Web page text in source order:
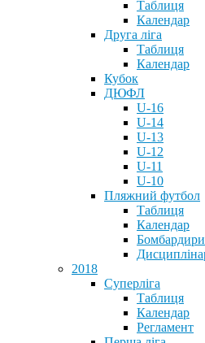
Таблиця
Календар
Друга ліга
Таблиця
Календар
Кубок
ДЮФЛ
U-16
U-14
U-13
U-12
U-11
U-10
Пляжний футбол
Таблиця
Календар
Бомбардири
2018
Суперліга
Таблиця
Календар
Регламент